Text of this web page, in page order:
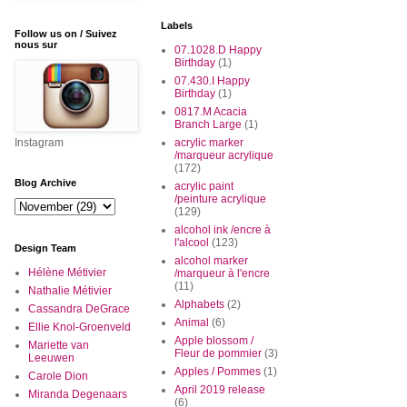
Follow us on / Suivez
nous sur
Instagram
Blog Archive
Design Team
Hélène Métivier
Nathalie Métivier
Cassandra DeGrace
Ellie Knol-Groenveld
Mariette van
Leeuwen
Carole Dion
Miranda Degenaars
Labels
07.1028.D Happy
Birthday (1)
07.430.I Happy
Birthday (1)
0817.M Acacia
Branch Large (1)
acrylic marker
/marqueur acrylique
(172)
acrylic paint
/peinture acrylique
(129)
alcohol ink /encre à
l'alcool (123)
alcohol marker
/marqueur à l'encre
(11)
Alphabets (2)
Animal (6)
Apple blossom /
Fleur de pommier (3)
Apples / Pommes (1)
April 2019 release
(6)